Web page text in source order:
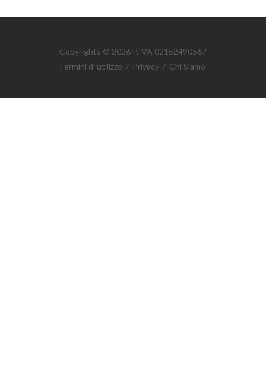
Copyrights © 2026 P.IVA 02152490567
Termini di utilizzo / Privacy / Chi Siamo